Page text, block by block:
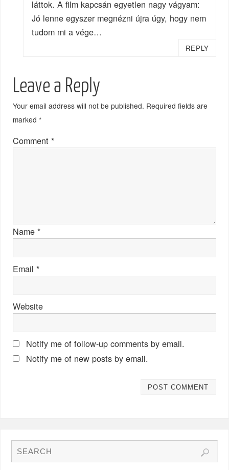
láttok. A film kapcsán egyetlen nagy vágyam:
Jó lenne egyszer megnézni újra úgy, hogy nem
tudom mi a vége…
REPLY
Leave a Reply
Your email address will not be published. Required fields are
marked*
Comment*
Name*
Email*
Website
Notify me of follow-up comments by email.
Notify me of new posts by email.